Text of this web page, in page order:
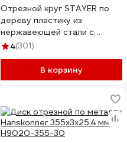
Отрезной круг STAYER по
дереву пластику из
нержавеющей стали с
оправкой 3 шт. 29912-H3
4(301)
В корзину